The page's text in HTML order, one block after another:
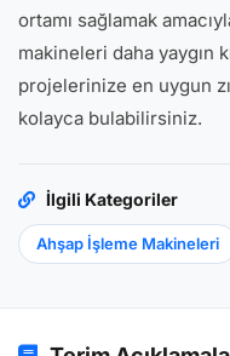
ortamı sağlamak
makineleri daha yaygın
projelerinize en uygun
kolayca bulabilirsiniz.
İlgili Kategoriler
Ahşap İşleme Makineleri